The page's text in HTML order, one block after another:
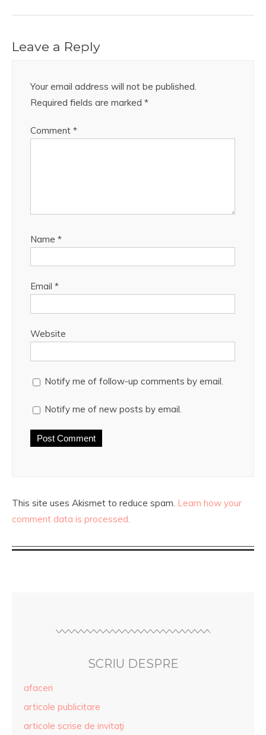
Leave a Reply
Your email address will not be published.
Required fields are marked *
Comment *
Name *
Email *
Website
Notify me of follow-up comments by email.
Notify me of new posts by email.
This site uses Akismet to reduce spam. Learn how your
comment data is processed.
SCRIU DESPRE
afaceri
articole publicitare
articole scrise de invitaţi